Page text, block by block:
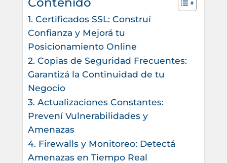
1. Certificados SSL: Construí
Confianza y Mejorá tu
Posicionamiento Online
2. Copias de Seguridad Frecuentes:
Garantizá la Continuidad de tu
Negocio
3. Actualizaciones Constantes:
Prevení Vulnerabilidades y
Amenazas
4. Firewalls y Monitoreo: Detectá
Amenazas en Tiempo Real